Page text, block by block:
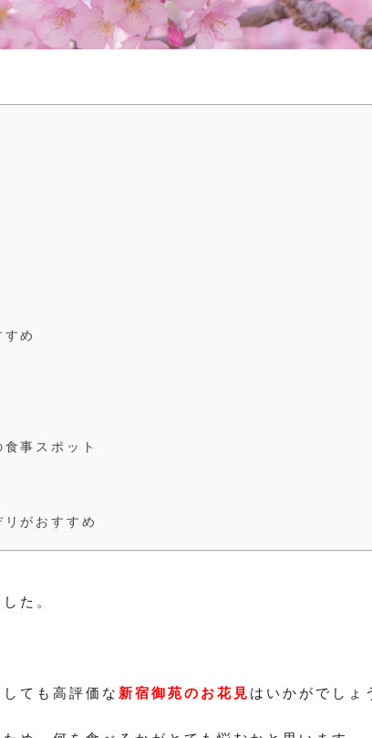
め
事スポット
がおすすめ
た。
ても高評価な 新宿御苑のお花見 はいかがでしょ